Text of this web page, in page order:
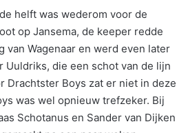
helft was wederom voor de
op Jansema, de keeper redde
van Wagenaar en werd even later
Uuldriks, die een schot van de lijn
Drachtster Boys zat er niet in deze
was wel opnieuw trefzeker. Bij
Schotanus en Sander van Dijken